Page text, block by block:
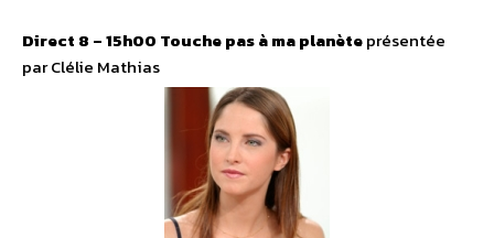
Direct 8 – 15h00 Touche pas à ma planèteprésentée
par Clélie Mathias